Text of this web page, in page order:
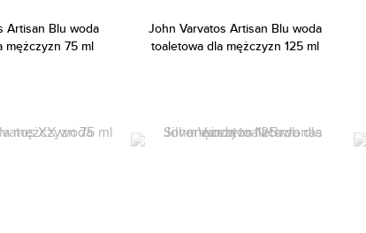
Artisan Blu woda
mężczyzn 75 ml
John Varvatos Artisan Blu woda
toaletowa dla mężczyzn 125 ml